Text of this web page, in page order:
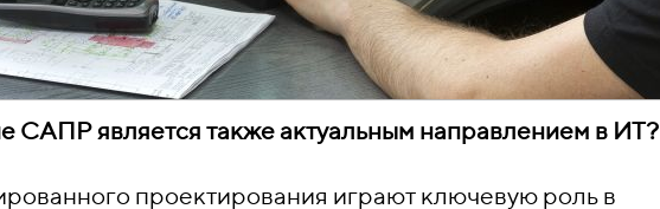
САПР является также актуальным направлением в ИТ?
проектирования играют ключевую роль в